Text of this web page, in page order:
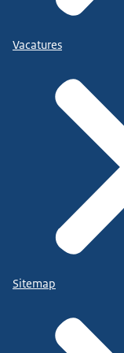
Vacatures
Sitemap